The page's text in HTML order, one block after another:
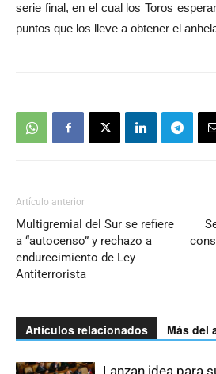
serie final, en el cual los Toros
puntos que los lleve a obtener el
Artículo anterior
Multigremial del Sur se refiere
a “autocenso” y rechazo a
endurecimiento de Ley
Antiterrorista
Artículos relacionados Más del